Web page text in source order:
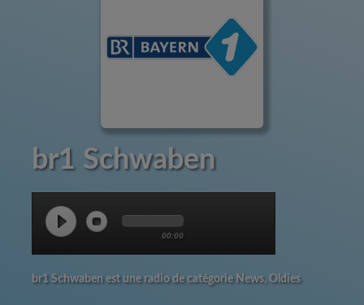
br1 Schwaben
00:00
br1 Schwaben est une radio de catégorie News, Oldies